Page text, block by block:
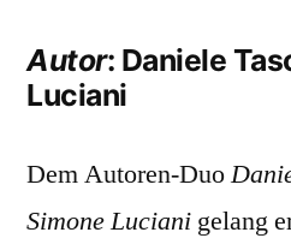
Autor: Daniele
Luciani
Dem Autoren-Duo
Simone Luciani gelang